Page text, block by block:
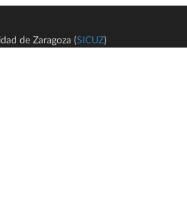
de Zaragoza (SICUZ)